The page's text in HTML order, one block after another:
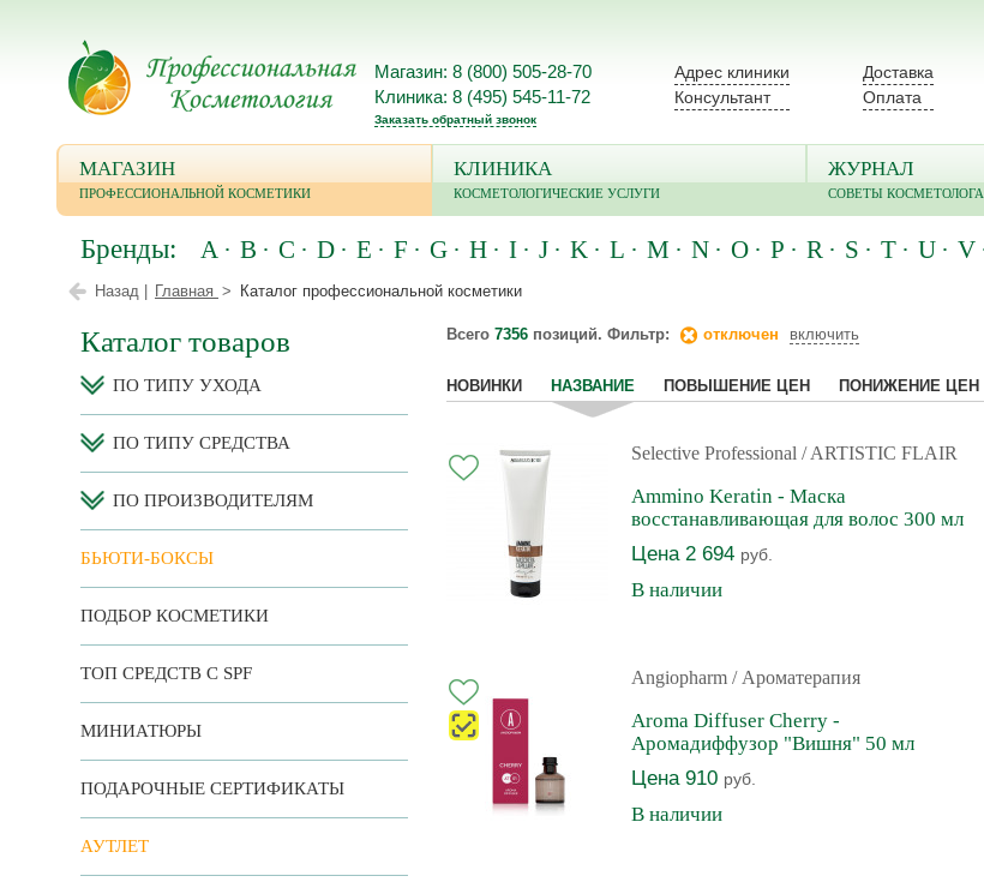
Магазин: 8 (800) 505-28-70
Клиника: 8 (495) 545-11-72
Заказать обратный звонок
Адрес клиники
Консультант
Доставка
Оплата
МАГАЗИН
ПРОФЕССИОНАЛЬНОЙ КОСМЕТИКИ
КЛИНИКА
КОСМЕТОЛОГИЧЕСКИЕ УСЛУГИ
ЖУРНАЛ
СОВЕТЫ КОСМЕТОЛОГА
Бренды: A B C D E F G H I J K L M N O P R S T U V
Назад | Главная Каталог профессиональной косметики
Всего 7356 позиций. Фильтр: отключен включить
НОВИНКИ НАЗВАНИЕ ПОВЫШЕНИЕ ЦЕН ПОНИЖЕНИЕ ЦЕН
Selective Professional / ARTISTIC FLAIR
Ammino Keratin - Маска
восстанавливающая для волос 300 мл
Цена 2 694 руб.
В наличии
Angiopharm / Ароматерапия
Aroma Diffuser Cherry -
Аромадиффузор "Вишня" 50 мл
Цена 910 руб.
В наличии
Каталог товаров
ПО ТИПУ УХОДА
ПО ТИПУ СРЕДСТВА
ПО ПРОИЗВОДИТЕЛЯМ
БЬЮТИ-БОКСЫ
ПОДБОР КОСМЕТИКИ
ТОП СРЕДСТВ С SPF
МИНИАТЮРЫ
ПОДАРОЧНЫЕ СЕРТИФИКАТЫ
АУТЛЕТ